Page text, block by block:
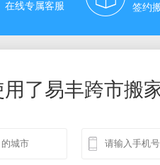
在线专属客服 签约
了易丰跨市搬
从珠海市